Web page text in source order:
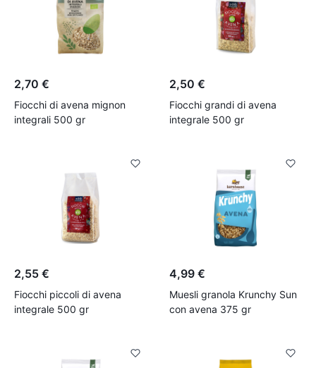
2,70 €
Fiocchi di avena mignon
integrali 500 gr
2,50 €
Fiocchi grandi di avena
integrale 500 gr
2,55 €
Fiocchi piccoli di avena
integrale 500 gr
4,99 €
Muesli granola Krunchy Sun
con avena 375 gr